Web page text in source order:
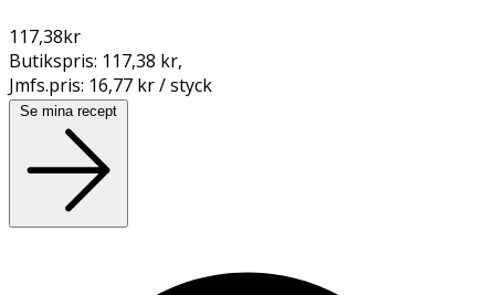
117,38kr
Butikspris: 117,38 kr,
Jmfs.pris: 16,77 kr / styck
Se mina recept